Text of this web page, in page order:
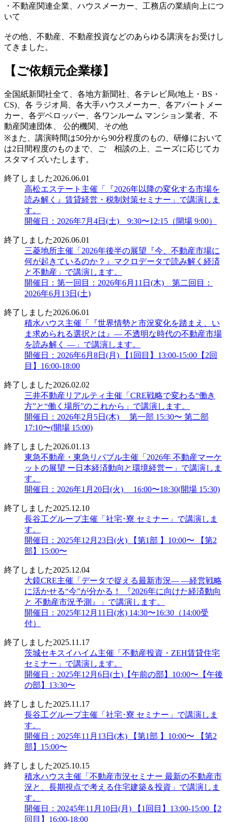
・不動産関連企業、ハウスメーカー、工務店の業績向上につ
いて
その他、不動産、不動産投資などのあらゆる講演をお受けし
てきました。
【ご依頼元企業様】
全国紙新聞社全て、各地方新聞社、各テレビ局(地上・BS・
CS)、各 ラジオ局、各大手ハウスメーカー、各アパートメー
カー、各デベロッパー、各ワンルーム マンション業者、不
動産関連団体、 公的機関、その他
※また、講演時間は50分から90分程度のもの、研修において
は2日間程度のものまで、ご゙相談の上、ニーズに応じてカ
スタマイズいたします。
終了しました2026.06.01
高松エステート主催「『2026年以降の変化する市場を
読み解く』賃貸経営・税制対策セミナー」で講演しま
す。
開催日：2026年7月4日(土) 9:30〜12:15（開場 9:00）
終了しました2026.06.01
三菱地所主催「2026年後半の展望『今、不動産市場に
何が起きているのか？』マクロデータで読み解く経済
と不動産」で講演します。
開催日：第一回目：2026年6月11日(木) 第二回目：
2026年6月13日(土)
終了しました2026.06.01
積水ハウス主催「『世界情勢と市況変化を踏まえ、い
ま求められる選択とは』― 不透明な時代の不動産市場
を読み解く ―」で講演します。
開催日：2026年6月8日(月) 【1回目】13:00-15:00【2回
目】16:00-18:00
終了しました2026.02.02
三井不動産リアルティ主催「CRE戦略で変わる“働き
方”と“働く場所”のこれから」で講演します。
開催日：2026年2月5日(木) 第一部 15:30〜 第二部
17:10〜(開場 15:00)
終了しました2026.01.13
東急不動産・東急リバブル主催「2026年 不動産マーケ
ットの展望 ー日本経済動向と環境経営ー」で講演しま
す。
開催日：2026年1月20日(火) 16:00〜18:30(開場 15:30)
終了しました2025.12.10
長谷工グループ主催「社宅･寮 セミナー」で講演しま
す。
開催日：2025年12月23日(火) 【第1部 】10:00〜 【第2
部】15:00〜
終了しました2025.12.04
大鏡CRE主催「データで捉える最新市況― ―経営戦略
に活かせる“今”が分かる！ 『2026年に向けた経済動向
と 不動産市況予測』」で講演します。
開催日：2025年12月11日(水) 14:30〜16:30（14:00受
付）
終了しました2025.11.17
茨城セキスイハイム主催「不動産投資・ZEH賃貸住宅
セミナー」で講演します。
開催日：2025年12月6日(土)【午前の部】10:00〜【午後
の部】13:30〜
終了しました2025.11.17
長谷工グループ主催「社宅･寮 セミナー」で講演しま
す。
開催日：2025年11月13日(木) 【第1部 】10:00〜 【第2
部】15:00〜
終了しました2025.10.15
積水ハウス主催「不動産市況セミナー 最新の不動産市
況と、長期視点で考える住宅建築＆投資」で講演しま
す。
開催日：20245年11月10日(月) 【1回目】13:00-15:00【2
回目】16:00-18:00